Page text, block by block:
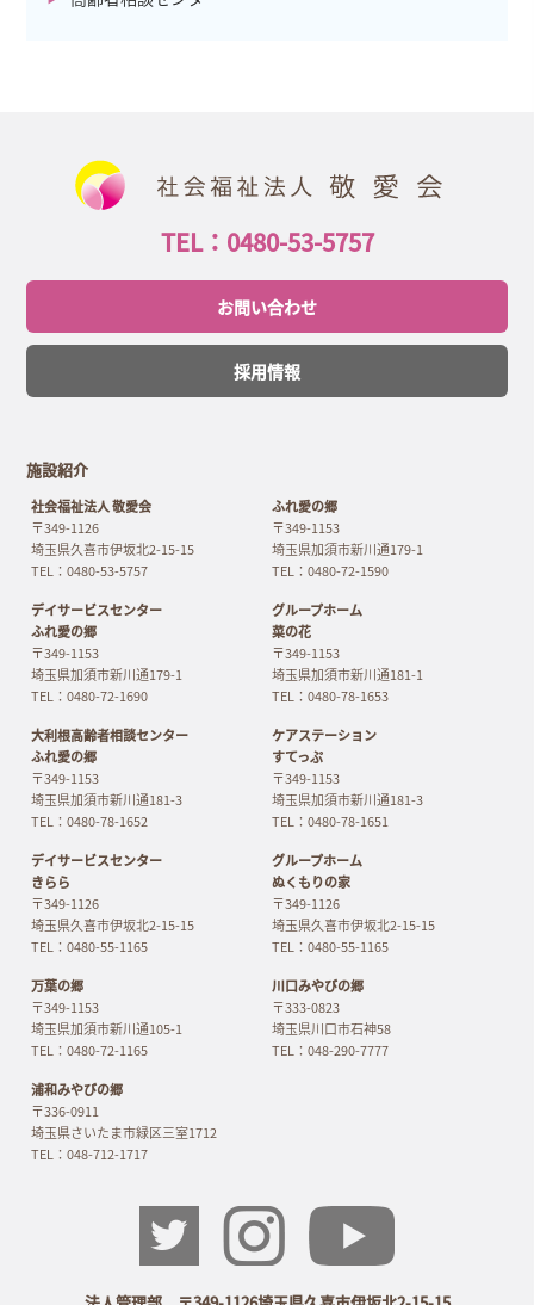
TEL：0480-53-5757
お問い合わせ
採用情報
施設紹介
社会福祉法人 敬愛会
〒349-1126
埼玉県久喜市伊坂北2-15-15
TEL：0480-53-5757
ふれ愛の郷
〒349-1153
埼玉県加須市新川通179-1
TEL：0480-72-1590
デイサービスセンター
ふれ愛の郷
〒349-1153
埼玉県加須市新川通179-1
TEL：0480-72-1690
グループホーム
菜の花
〒349-1153
埼玉県加須市新川通181-1
TEL：0480-78-1653
大利根高齢者相談センター
ふれ愛の郷
〒349-1153
埼玉県加須市新川通181-3
TEL：0480-78-1652
ケアステーション
すてっぷ
〒349-1153
埼玉県加須市新川通181-3
TEL：0480-78-1651
デイサービスセンター
きらら
〒349-1126
埼玉県久喜市伊坂北2-15-15
TEL：0480-55-1165
グループホーム
ぬくもりの家
〒349-1126
埼玉県久喜市伊坂北2-15-15
TEL：0480-55-1165
万葉の郷
〒349-1153
埼玉県加須市新川通105-1
TEL：0480-72-1165
川口みやびの郷
〒333-0823
埼玉県川口市石神58
TEL：048-290-7777
浦和みやびの郷
〒336-0911
埼玉県さいたま市緑区三室1712
TEL：048-712-1717